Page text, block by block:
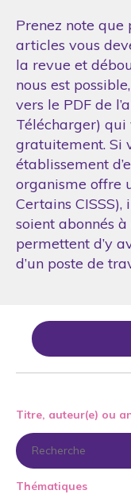
Prenez note
articles vous
la revue et
nous est
vers le PDF de
Télécharger)
gratuitement. Si
établissement
organisme offre
Certains
soient abonnés à
permettent d’y
d’un poste de
Titre, auteur(e) ou
Thématiques